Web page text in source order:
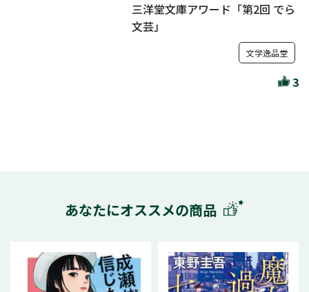
三洋堂文庫アワード「第2回 でら
文芸」
文学逸品堂
3
あなたにオススメの商品